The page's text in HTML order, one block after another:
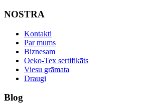
NOSTRA
Kontakti
Par mums
Biznesam
Oeko-Tex sertifikāts
Viesu grāmata
Draugi
Blog